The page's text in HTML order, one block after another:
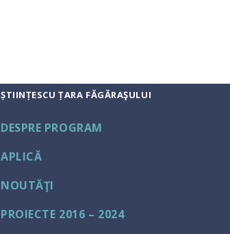
ȘTIINȚESCU ȚARA FĂGĂRAŞULUI
DESPRE PROGRAM
APLICĂ
NOUTĂŢI
PROIECTE 2016 – 2024